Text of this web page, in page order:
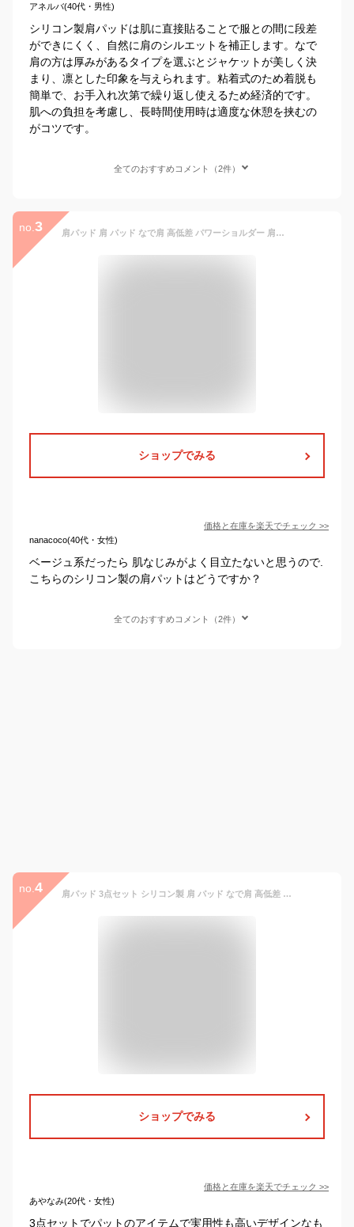
アネルバ(40代・男性)
シリコン製肩パッドは肌に直接貼ることで服との間に段差
ができにくく、自然に肩のシルエットを補正します。なで
肩の方は厚みがあるタイプを選ぶとジャケットが美しく決
まり、凛とした印象を与えられます。粘着式のため着脱も
簡単で、お手入れ次第で繰り返し使えるため経済的です。
肌への負担を考慮し、長時間使用時は適度な休憩を挟むの
がコツです。
全てのおすすめコメント（2件）
no. 3 肩パッド 肩 パッド なで肩 高低差 パワーショルダー 肩対策肩パット シリコン スーツ ドレス ジャケット 着物 和装 シースルー 粘着 男女兼用 送料無料 メール便
ショップでみる
価格と在庫を楽天でチェック >>
nanacoco(40代・女性)
ベージュ系だったら 肌なじみがよく目立たないと思うので.
こちらのシリコン製の肩パットはどうですか？
全てのおすすめコメント（2件）
no. 4 肩パッド 3点セット シリコン製 肩 パッド なで肩 高低差 パワーショルダー 肩対策肩パット スーツ ドレス ジャケット 着物 和装 男女兼用 メール便
ショップでみる
価格と在庫を楽天でチェック >>
あやなみ(20代・女性)
3点セットでパットのアイテムで実用性も高いデザインなも